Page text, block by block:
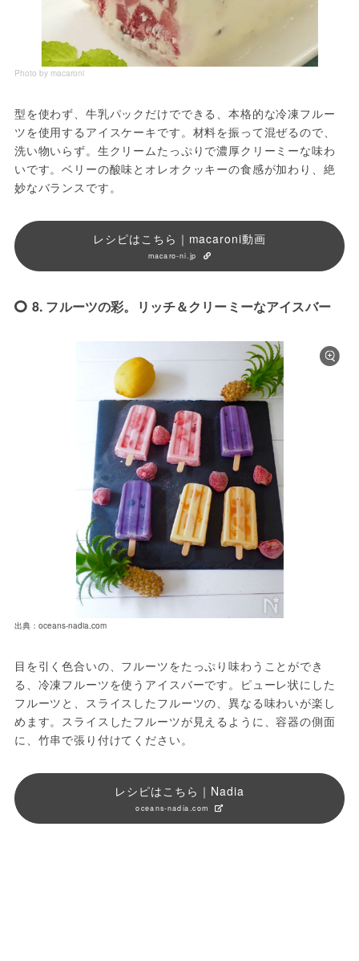
Photo by macaroni
型を使わず、牛乳パックだけでできる、本格的な冷凍フルー
ツを使用するアイスケーキです。材料を振って混ぜるので、
洗い物いらず。生クリームたっぷりで濃厚クリーミーな味わ
いです。ベリーの酸味とオレオクッキーの食感が加わり、絶
妙なバランスです。
レシピはこちら｜macaroni動画
macaro-ni.jp
8. フルーツの彩。リッチ＆クリーミーなアイスバー
出典：oceans-nadia.com
目を引く色合いの、フルーツをたっぷり味わうことができ
る、冷凍フルーツを使うアイスバーです。ピューレ状にした
フルーツと、スライスしたフルーツの、異なる味わいが楽し
めます。スライスしたフルーツが見えるように、容器の側面
に、竹串で張り付けてください。
レシピはこちら｜Nadia
oceans-nadia.com